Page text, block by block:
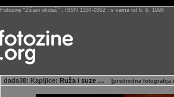
Fotozine “Žičani okidač” : ISSN 1334-0352 : s vama od 6. 6. 1998
dada38: Kapljice: Ruža i suze … [prethodna fotografija